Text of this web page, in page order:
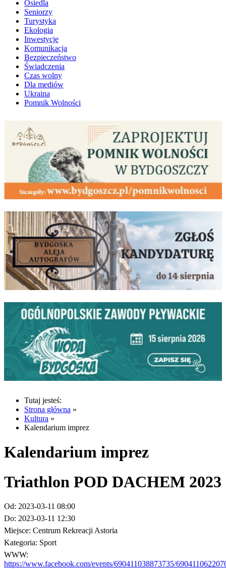
Osiedla
Seniorzy
Turystyka
Ekologia
Inwestycje
Komunikacja
Bezpieczeństwo
Świadczenia
Czas wolny
Dla mediów
Ukraina
Pomnik Wolności
Tutaj jesteś:
Strona główna »
Kultura »
Kalendarium imprez
Kalendarium imprez
Triathlon POD DACHEM 2023
Od: 2023-03-11 08:00
Do: 2023-03-11 12:30
Miejsce: Centrum Rekreacji Astoria
Kategoria: Sport
WWW:
https://www.facebook.com/events/690411038873735/